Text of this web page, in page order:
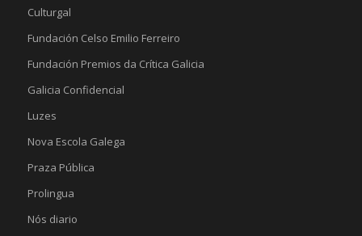
Culturgal
Fundación Celso Emilio Ferreiro
Fundación Premios da Crítica Galicia
Galicia Confidencial
Luzes
Nova Escola Galega
Praza Pública
Prolingua
Nós diario